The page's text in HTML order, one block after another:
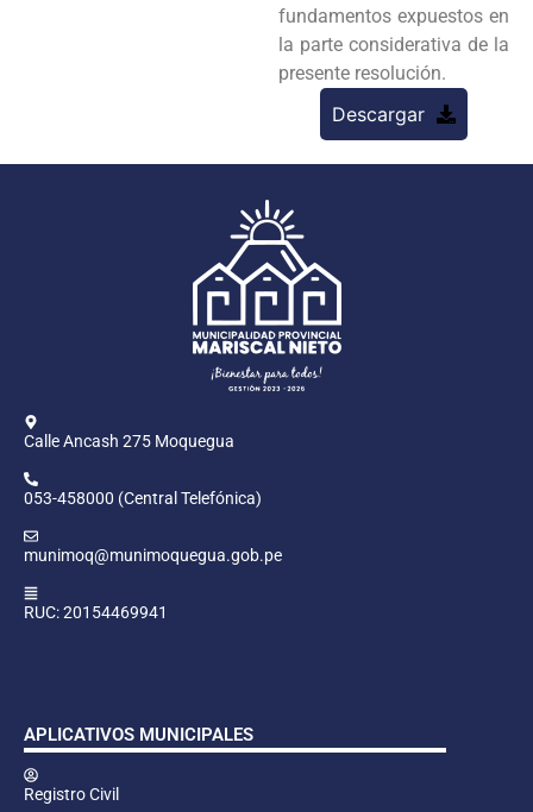
fundamentos expuestos en
la parte considerativa de la
presente resolución.
Descargar
Calle Ancash 275 Moquegua
053-458000 (Central Telefónica)
munimoq@munimoquegua.gob.pe
RUC: 20154469941
APLICATIVOS MUNICIPALES
Registro Civil